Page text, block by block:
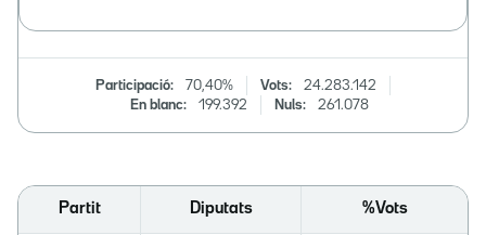
Participació: 70,40% Vots:
24.283.142
En blanc:
199.392 Nuls: 261.078
Partit Diputats %Vots